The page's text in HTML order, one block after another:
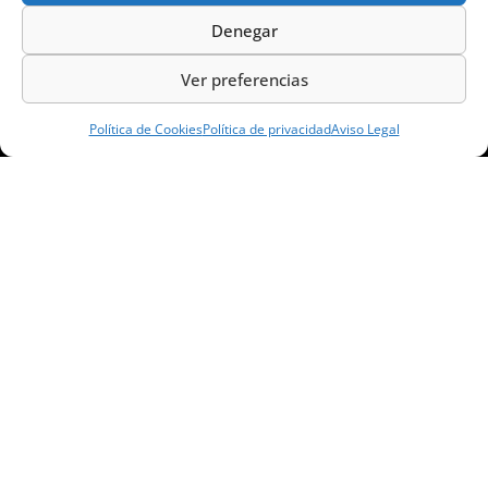
Denegar
Ver preferencias
Política de CookiesPolítica de privacidadAviso Legal
Go to the next level.
Síguenos en...